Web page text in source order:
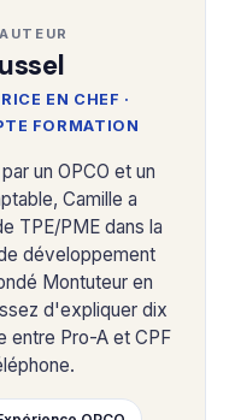
EN CHEF ·
FORMATION
un OPCO et un
Camille a
TPE/PME dans la
développement
Montuteur en
d'expliquer dix
entre Pro-A et CPF